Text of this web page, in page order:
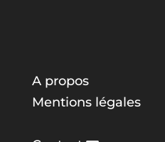
A propos
Mentions légales